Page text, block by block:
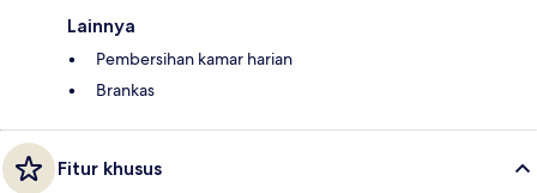
Lainnya
Pembersihan kamar harian
Brankas
Fitur khusus